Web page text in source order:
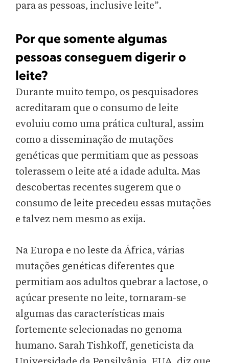
para as pessoas, inclusive leite”.
Por que somente algumas
pessoas conseguem digerir o
leite?
Durante muito tempo, os pesquisadores
acreditaram que o consumo de leite
evoluiu como uma prática cultural, assim
como a disseminação de mutações
genéticas que permitiam que as pessoas
tolerassem o leite até a idade adulta. Mas
descobertas recentes sugerem que o
consumo de leite precedeu essas mutações
e talvez nem mesmo as exija.
Na Europa e no leste da África, várias
mutações genéticas diferentes que
permitiam aos adultos quebrar a lactose, o
açúcar presente no leite, tornaram-se
algumas das características mais
fortemente selecionadas no genoma
humano. Sarah Tishkoff, geneticista da